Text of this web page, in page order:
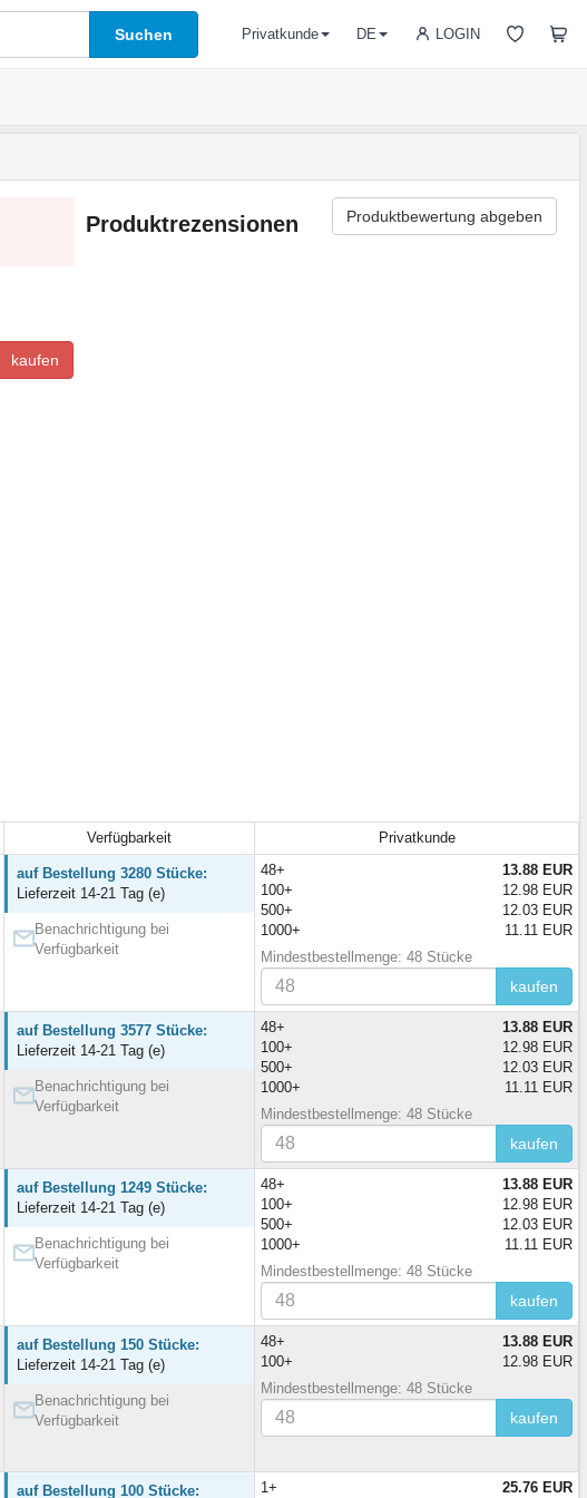
Suchen LOGIN
Privatkunde DE
kaufen
Produktrezensionen Produktbewertung abgeben
Verfügbarkeit
Privatkunde
auf Bestellung 3280 Stücke:
Lieferzeit 14-21 Tag (e)
Benachrichtigung bei
Verfügbarkeit
48+
13.88 EUR
100+
12.98 EUR
500+
12.03 EUR
1000+
11.11 EUR
Mindestbestellmenge: 48 Stücke
kaufen
auf Bestellung 3577 Stücke:
Lieferzeit 14-21 Tag (e)
Benachrichtigung bei
Verfügbarkeit
48+
13.88 EUR
100+
12.98 EUR
500+
12.03 EUR
1000+
11.11 EUR
Mindestbestellmenge: 48 Stücke
kaufen
auf Bestellung 1249 Stücke:
Lieferzeit 14-21 Tag (e)
Benachrichtigung bei
Verfügbarkeit
48+
13.88 EUR
100+
12.98 EUR
500+
12.03 EUR
1000+
11.11 EUR
Mindestbestellmenge: 48 Stücke
kaufen
auf Bestellung 150 Stücke:
Lieferzeit 14-21 Tag (e)
Benachrichtigung bei
Verfügbarkeit
48+
13.88 EUR
100+
12.98 EUR
Mindestbestellmenge: 48 Stücke
kaufen
auf Bestellung 100 Stücke: 1+ 25.76 EUR